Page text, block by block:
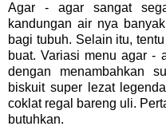
Agar - agar sangat
kandungan air nya
bagi tubuh. Selain itu,
buat. Variasi menu agar -
dengan menambahkan
biskuit super lezat
coklat regal bareng uli.
butuhkan.